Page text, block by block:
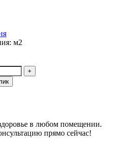
м2
в любом помещении.
прямо сейчас!